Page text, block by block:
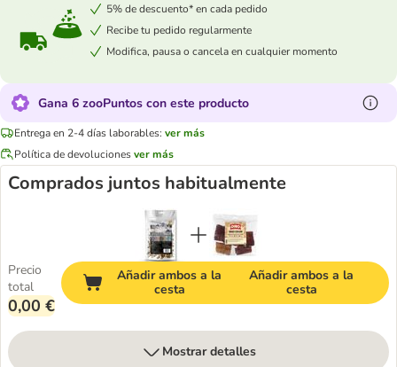
5% de descuento* en cada pedido
Recibe tu pedido regularmente
Modifica, pausa o cancela en cualquier momento
Gana 6 zooPuntos con este producto
Entrega en 2-4 días laborables: ver más
Política de devolucionesver más
Comprados juntos habitualmente
Precio
total
0,00 €
Añadir ambos a la
cesta
Añadir ambos a la
cesta
Mostrar detalles